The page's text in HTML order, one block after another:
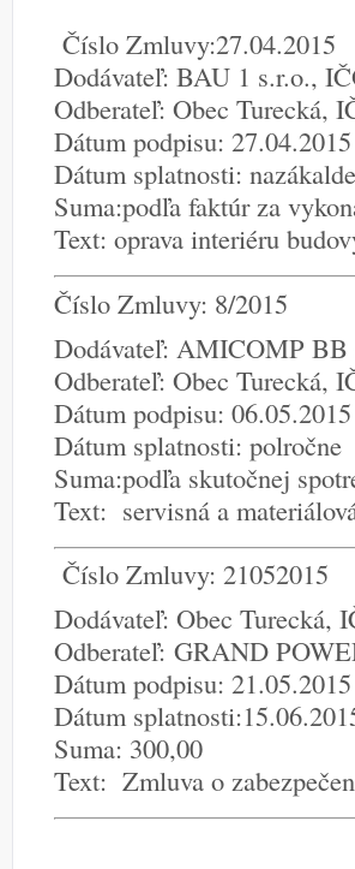
Číslo Zmluvy:27.04.2015
Dodávateľ: BAU 1 s.r.o.,
Odberateľ: Obec Turecká,
Dátum podpisu: 27.04.2015
Dátum splatnosti:
Suma:podľa faktúr za
Text: oprava interiéru
Číslo Zmluvy: 8/2015
Dodávateľ: AMICOMP BB
Odberateľ: Obec Turecká,
Dátum podpisu: 06.05.2015
Dátum splatnosti: polročne
Suma:podľa skutočnej
Text: servisná a
Číslo Zmluvy: 21052015
Dodávateľ: Obec Turecká,
Odberateľ: GRAND
Dátum podpisu: 21.05.2015
Dátum
Suma: 300,00
Text: Zmluva o